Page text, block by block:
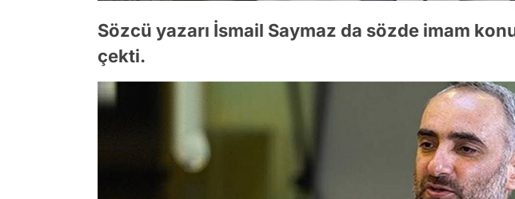
Sözcü yazarı İsmail Saymaz da sözde imam
çekti.